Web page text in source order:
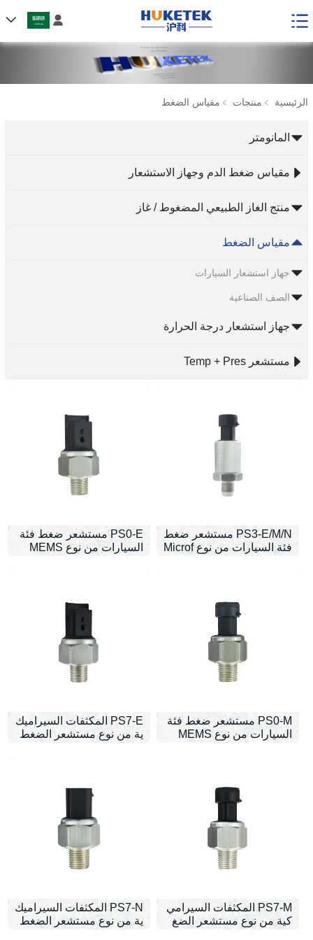

الرئيسية ﹥ منتجات ﹥ مقياس الضغط
المانومتر
مقياس ضغط الدم وجهاز الاستشعار
منتج الغاز الطبيعي المضغوط / غاز
مقياس الضغط
جهاز استشعار السيارات
الصف الصناعية
جهاز استشعار درجة الحرارة
مستشعر Temp + Pres
PS3-E/M/N مستشعر ضغط
فئة السيارات من نوع Microf
PS0-E مستشعر ضغط فئة
السيارات من نوع MEMS
PS0-M مستشعر ضغط فئة
السيارات من نوع MEMS
PS7-E المكثفات السيراميك
ية من نوع مستشعر الضغط
PS7-M المكثفات السيرامي
كية من نوع مستشعر الضغ
PS7-N المكثفات السيراميك
ية من نوع مستشعر الضغط